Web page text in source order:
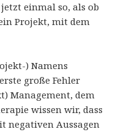
einmal so, als ob
Projekt, mit dem
) Namens
große Fehler
Management, dem
wissen wir, dass
negativen Aussagen